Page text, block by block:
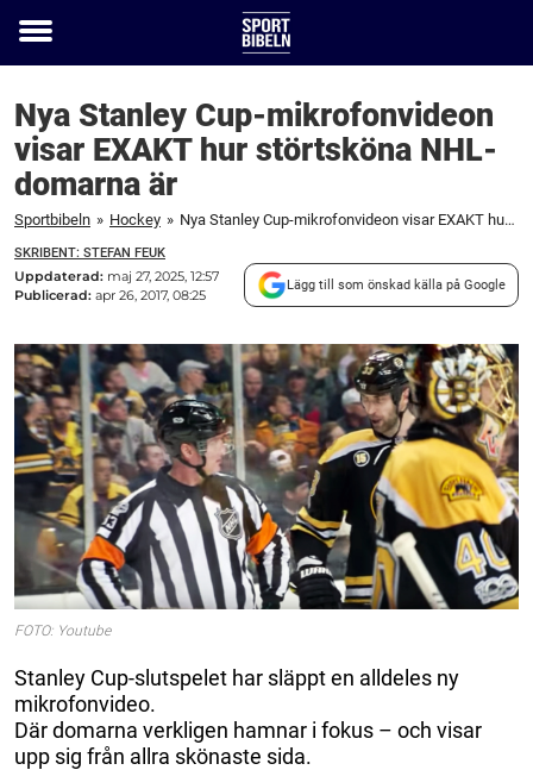
Toggle
Nya Stanley Cup-mikrofonvideon
visar EXAKT hur störtsköna NHL-
domarna är
Sportbibeln » Hockey » Nya Stanley Cup-mikrofonvideon visar EXAKT hur störtsköna NHL-domarna är
SKRIBENT: STEFAN FEUK
Uppdaterad: maj 27, 2025, 12:57
Publicerad: apr 26, 2017, 08:25
Lägg till som önskad källa på Google
FOTO: Youtube
Stanley Cup-slutspelet har släppt en alldeles ny
mikrofonvideo.
Där domarna verkligen hamnar i fokus – och visar
upp sig från allra skönaste sida.